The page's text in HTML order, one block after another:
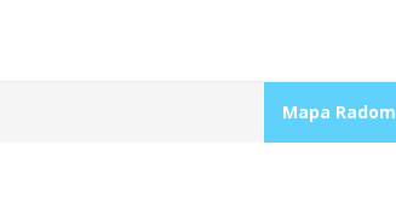
Mapa Radom